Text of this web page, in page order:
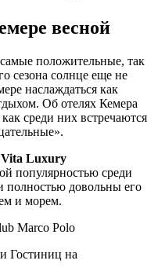
весной
положительные, так
сезона солнце еще не
наслаждаться как
Об отелях Кемера
среди них встречаются
Vita Luxury
популярностью среди
полностью довольны его
и морем.
Гостиниц на